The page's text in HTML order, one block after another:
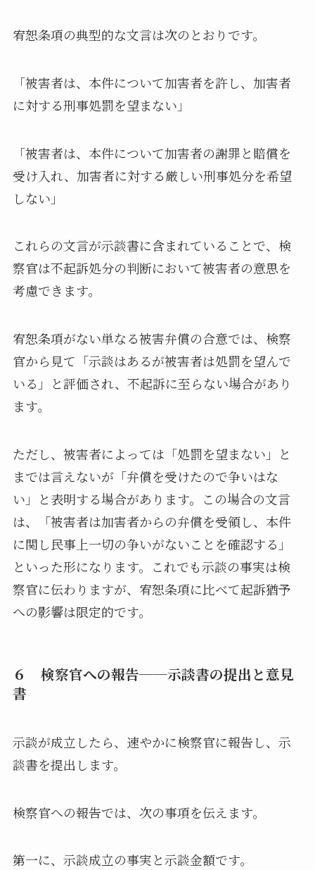
宥恕条項の典型的な文言は次のとおりです。
「被害者は、本件について加害者を許し、加害者
に対する刑事処罰を望まない」
「被害者は、本件について加害者の謝罪と賠償を
受け入れ、加害者に対する厳しい刑事処分を希望
しない」
これらの文言が示談書に含まれていることで、検
察官は不起訴処分の判断において被害者の意思を
考慮できます。
宥恕条項がない単なる被害弁償の合意では、検察
官から見て「示談はあるが被害者は処罰を望んで
いる」と評価され、不起訴に至らない場合があり
ます。
ただし、被害者によっては「処罰を望まない」と
までは言えないが「弁償を受けたので争いはな
い」と表明する場合があります。この場合の文言
は、「被害者は加害者からの弁償を受領し、本件
に関し民事上一切の争いがないことを確認する」
といった形になります。これでも示談の事実は検
察官に伝わりますが、宥恕条項に比べて起訴猶予
への影響は限定的です。
６ 検察官への報告──示談書の提出と意見
書
示談が成立したら、速やかに検察官に報告し、示
談書を提出します。
検察官への報告では、次の事項を伝えます。
第一に、示談成立の事実と示談金額です。